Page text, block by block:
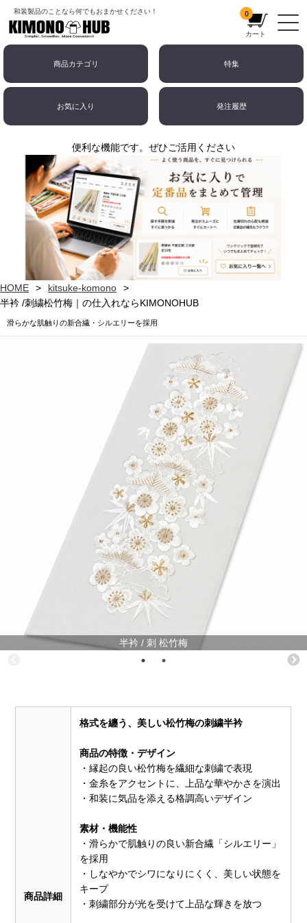
和装製品のことなら何でもおまかせください！ 0
カート
商品カテゴリ 特集
お気に入り 発注履歴
便利な機能です。ぜひご活用ください
HOME
kitsuke-komono
半衿 /刺繍松竹梅｜の仕入れならKIMONOHUB
滑らかな肌触りの新合繊・シルエリーを採用
半衿 / 刺 松竹梅
商品詳細
格式を纏う、美しい松竹梅の刺繍半衿
商品の特徴・デザイン
・縁起の良い松竹梅を繊細な刺繍で表現
・金糸をアクセントに、上品な華やかさを演出
・和装に気品を添える格調高いデザイン
素材・機能性
・滑らかで肌触りの良い新合繊「シルエリー」
を採用
・しなやかでシワになりにくく、美しい状態を
キープ
・刺繍部分が光を受けて上品な輝きを放つ